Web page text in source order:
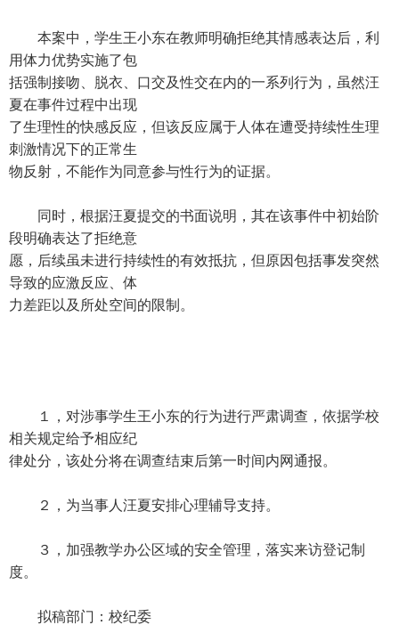
本案中，学生王小东在教师明确拒绝其情感表达后，利
用体力优势实施了包
括强制接吻、脱衣、口交及性交在内的一系列行为，虽然汪
夏在事件过程中出现
了生理性的快感反应，但该反应属于人体在遭受持续性生理
刺激情况下的正常生
物反射，不能作为同意参与性行为的证据。
同时，根据汪夏提交的书面说明，其在该事件中初始阶
段明确表达了拒绝意
愿，后续虽未进行持续性的有效抵抗，但原因包括事发突然
导致的应激反应、体
力差距以及所处空间的限制。
１，对涉事学生王小东的行为进行严肃调查，依据学校
相关规定给予相应纪
律处分，该处分将在调查结束后第一时间内网通报。
２，为当事人汪夏安排心理辅导支持。
３，加强教学办公区域的安全管理，落实来访登记制
度。
拟稿部门：校纪委